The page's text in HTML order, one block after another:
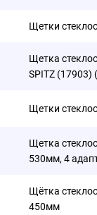
Щетки
Щетка
SPITZ (17903)
Щетки
Щетка
530мм, 4
Щётка
450мм